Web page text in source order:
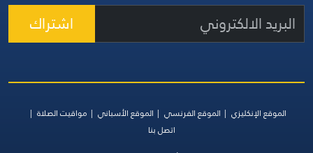
اشتراك
الموقع الإنكليزي الموقع الفرنسي الموقع الأسباني
مواقيت الصلاة
اتصل بنا